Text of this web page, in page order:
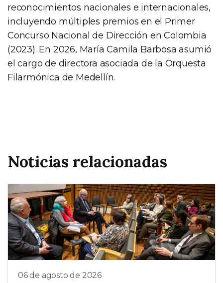
reconocimientos nacionales e internacionales,
incluyendo múltiples premios en el Primer
Concurso Nacional de Dirección en Colombia
(2023). En 2026, María Camila Barbosa asumió
el cargo de directora asociada de la Orquesta
Filarmónica de Medellín.
Noticias relacionadas
06 de agosto de 2026